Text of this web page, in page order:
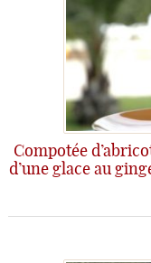
Compotée
d’une glace au